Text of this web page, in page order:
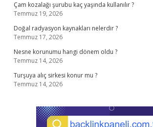
Çam kozalağı şurubu kaç yaşında kullanılır ?
Temmuz 19, 2026
Doğal radyasyon kaynakları nelerdir ?
Temmuz 17, 2026
Nesne korunumu hangi dönem oldu ?
Temmuz 14, 2026
Turşuya alıç sirkesi konur mu ?
Temmuz 14, 2026